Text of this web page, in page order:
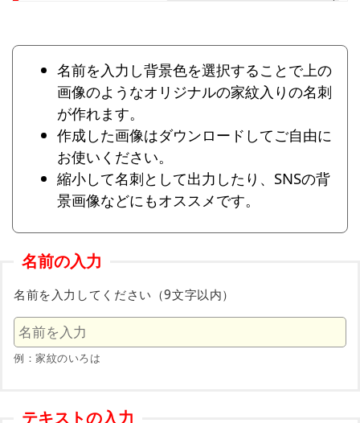
名前を入力し背景色を選択することで上の
画像のようなオリジナルの家紋入りの名刺
が作れます。
作成した画像はダウンロードしてご自由に
お使いください。
縮小して名刺として出力したり、SNSの背
景画像などにもオススメです。
名前の入力
名前を入力してください（9文字以内）
例：家紋のいろは
テキストの入力